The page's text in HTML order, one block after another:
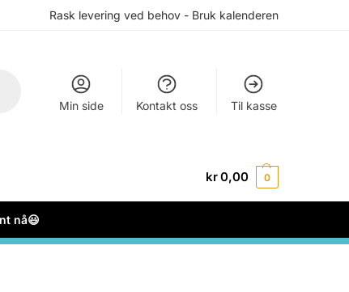
Rask levering ved behov - Bruk kalenderen
Min side Kontakt oss Til kasse
kr0,00 0
nå😃